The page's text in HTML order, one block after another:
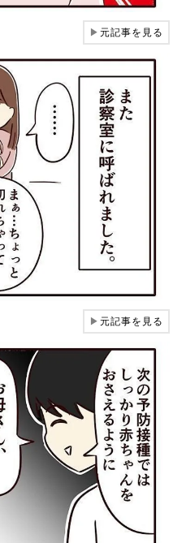
▶元記事を見る
▶元記事を見る